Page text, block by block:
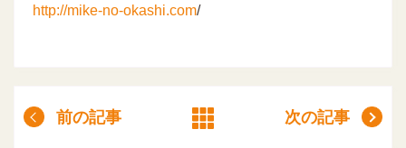
http://mike-no-okashi.com/
前の記事 次の記事